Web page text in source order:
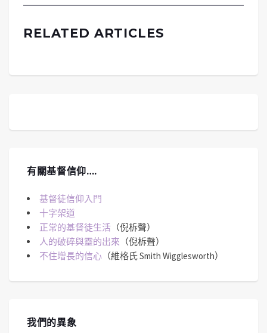
RELATED ARTICLES
有關基督信仰….
基督徒信仰入門
十字架道
正常的基督徒生活 （倪柝聲）
人的破碎與靈的出來 （倪柝聲）
不住增長的信心 （維格氏 Smith Wigglesworth）
我們的異象